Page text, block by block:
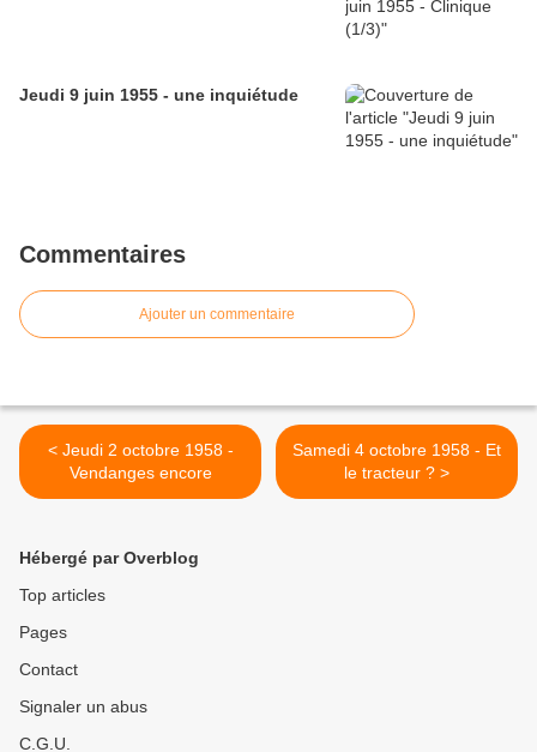
Jeudi 9 juin 1955 - une inquiétude
Commentaires
Ajouter un commentaire
< Jeudi 2 octobre 1958 -
Vendanges encore
Samedi 4 octobre 1958 - Et
le tracteur ? >
Hébergé par Overblog
Top articles
Pages
Contact
Signaler un abus
C.G.U.